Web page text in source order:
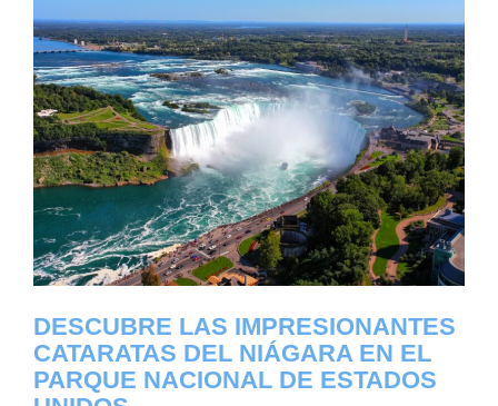
DESCUBRE LAS IMPRESIONANTES
CATARATAS DEL NIÁGARA EN EL
PARQUE NACIONAL DE ESTADOS